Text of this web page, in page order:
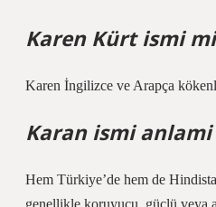
Karen Kürt ismi
Karen İngilizce ve Arapça
Karan ismi anlami
Hem Türkiye’de hem de
genellikle koruyucu, güçlü veya